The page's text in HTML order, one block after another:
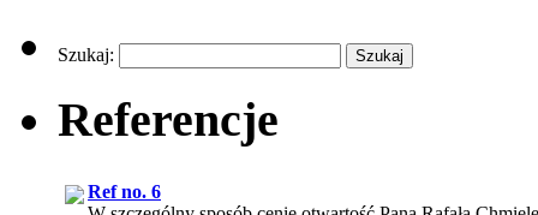
Szukaj:
Referencje
Ref no. 6